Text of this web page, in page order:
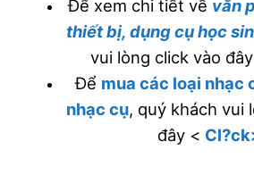
Để xem chi tiết về văn
thiết bị, dụng cụ học
vui lòng click vào
Để mua các loại nhạc
nhạc cụ, quý khách vui
đây <